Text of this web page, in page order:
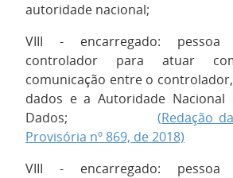
autoridade nacional;
VIII - encarregado: pessoa
controlador para atuar
comunicação entre o
dados e a Autoridade Nacional
Dados; (Redação
Provisória nº 869, de 2018)
VIII - encarregado: pessoa